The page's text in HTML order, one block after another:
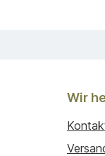
Wir